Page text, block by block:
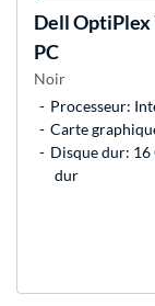
DellOptiPlex
PC
Noir
Processeur:
Carte
Disque dur: 16
dur